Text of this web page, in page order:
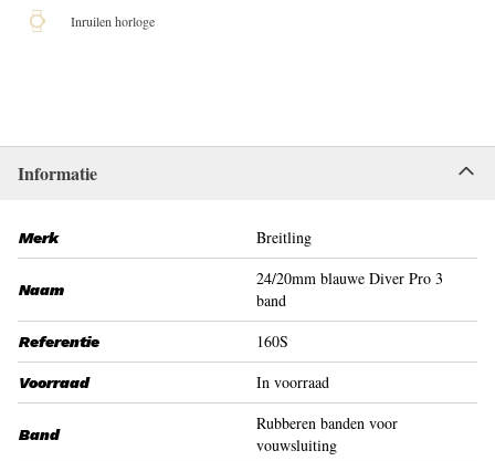
Inruilen horloge
Informatie
Merk Breitling
Naam
24/20mm blauwe Diver Pro 3
band
Referentie 160S
Voorraad In voorraad
Band
Rubberen banden voor
vouwsluiting